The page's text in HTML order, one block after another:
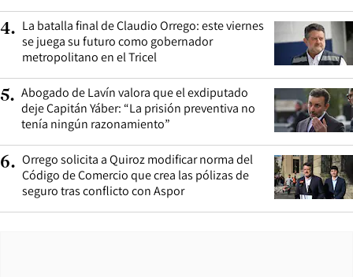
4. La batalla final de Claudio Orrego: este viernes
se juega su futuro como gobernador
metropolitano en el Tricel
5. Abogado de Lavín valora que el exdiputado
deje Capitán Yáber: “La prisión preventiva no
tenía ningún razonamiento”
6. Orrego solicita a Quiroz modificar norma del
Código de Comercio que crea las pólizas de
seguro tras conflicto con Aspor